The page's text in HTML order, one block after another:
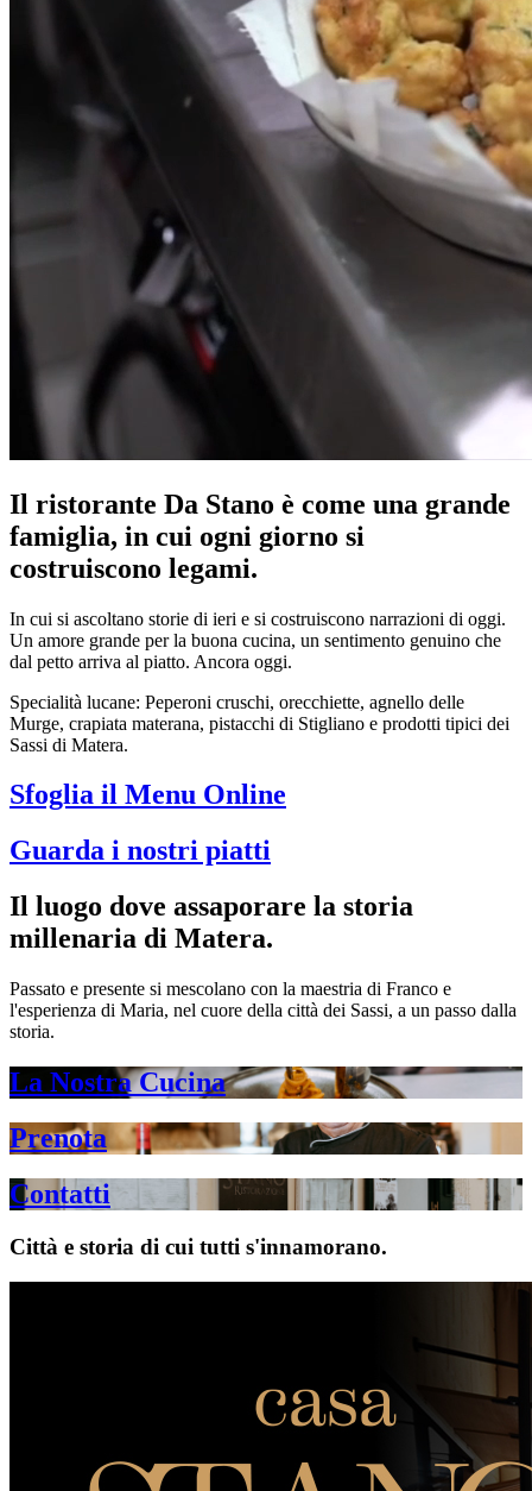
Il ristorante Da Stano è come una grande
famiglia, in cui ogni giorno si
costruiscono legami.
In cui si ascoltano storie di ieri e si costruiscono narrazioni di oggi.
Un amore grande per la buona cucina, un sentimento genuino che
dal petto arriva al piatto. Ancora oggi.
Specialità lucane: Peperoni cruschi, orecchiette, agnello delle
Murge, crapiata materana, pistacchi di Stigliano e prodotti tipici dei
Sassi di Matera.
Sfoglia il Menu Online
Guarda i nostri piatti
Il luogo dove assaporare la storia
millenaria di Matera.
Passato e presente si mescolano con la maestria di Franco e
l'esperienza di Maria, nel cuore della città dei Sassi, a un passo dalla
storia.
La Nostra Cucina
Prenota
Contatti
Città e storia di cui tutti s'innamorano.